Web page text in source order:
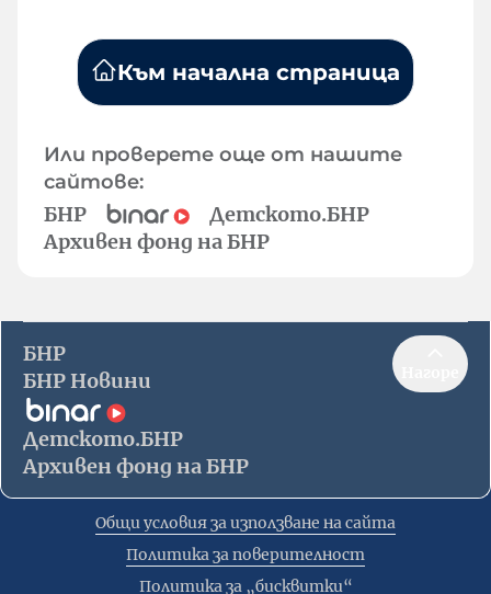
Към начална страница
Или проверете още от нашите
сайтове:
БНР
Детското.БНР
Архивен фонд на БНР
БНР
БНР Новини
Детското.БНР
Архивен фонд на БНР
Общи условия за използване на сайта
Политика за поверителност
Политика за „бисквитки“